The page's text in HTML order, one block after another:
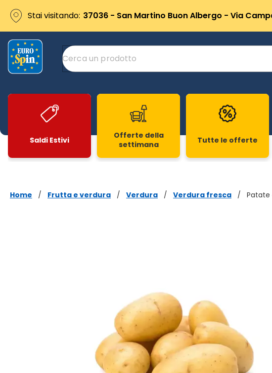
Stai visitando: 37036 - San Martino Buon Albergo - Via
Saldi Estivi
Offerte della
settimana
Tutte le offerte
Home / Frutta e verdura / Verdura / Verdura fresca / Patate